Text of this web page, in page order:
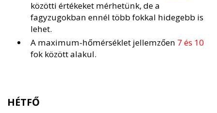
közötti értékeket mérhetünk, de a
fagyzugokban ennél több fokkal hidegebb is
lehet.
A maximum-hőmérséklet jellemzően 7 és 10
fok között alakul.
HÉTFŐ